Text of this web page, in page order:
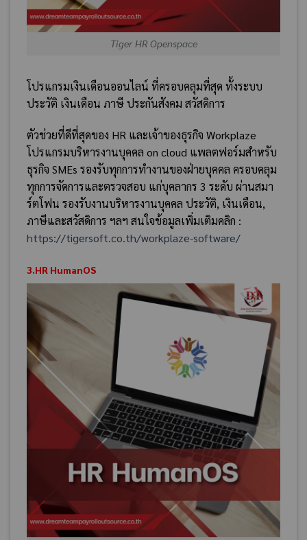
Tiger HR Openspace
โปรแกรมเงินเดือนออนไลน์ ที่ครอบคลุมที่สุด ทั้งระบบ
ประวัติ เงินเดือน ภาษี ประกันสังคม สวัสดิการ
ตัวช่วยที่ดีที่สุดของ HR และเจ้าของธุรกิจ Workplaze
โปรแกรมบริหารงานบุคคล on cloud แพลตฟอร์มสำหรับ
ธุรกิจ SMEs รองรับทุกการทำงานของฝ่ายบุคคล ครอบคลุม
ทุกการจัดการและตรวจสอบ แก่บุคลากร 3 ระดับ ผ่านสมา
ร์ตโฟน รองรับงานบริหารงานบุคคล ประวัติ, เงินเดือน,
ภาษีและสวัสดิการ ฯลฯ สนใจข้อมูลเพิ่มเติมคลิก :
https://tigersoft.co.th/workplaze-software/
3.HR HumanOS